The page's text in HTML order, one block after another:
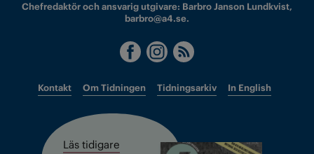
Chefredaktör och ansvarig utgivare: Barbro Janson Lundkvist,
barbro@a4.se.
Kontakt Om Tidningen Tidningsarkiv In English
Läs tidigare